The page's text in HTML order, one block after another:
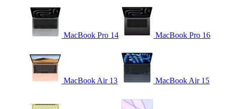
MacBook Pro 14 MacBook Pro 16
MacBook Air 13 MacBook Air 15